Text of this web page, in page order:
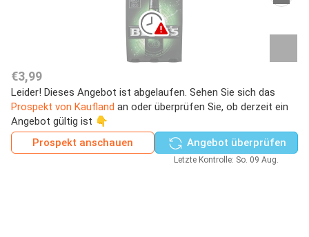
€3,99
Leider! Dieses Angebot ist abgelaufen. Sehen Sie sich das
Prospekt von Kaufland an oder überprüfen Sie, ob derzeit ein
Angebot gültig ist 👇
Prospekt anschauen
Angebot überprüfen
Letzte Kontrolle: So. 09 Aug.